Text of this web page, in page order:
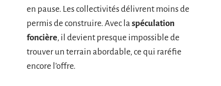
en pause. Les collectivités délivrent moins de
permis de construire. Avec la spéculation
foncière, il devient presque impossible de
trouver un terrain abordable, ce qui raréfie
encore l’offre.